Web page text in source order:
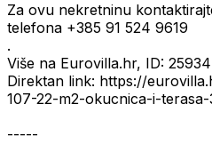
Za ovu nekretninu
telefona +385 91 524 9619
.
Više na Eurovilla.hr, ID:
Direktan link: https://
107-22-m2-okucnica-i-
-----